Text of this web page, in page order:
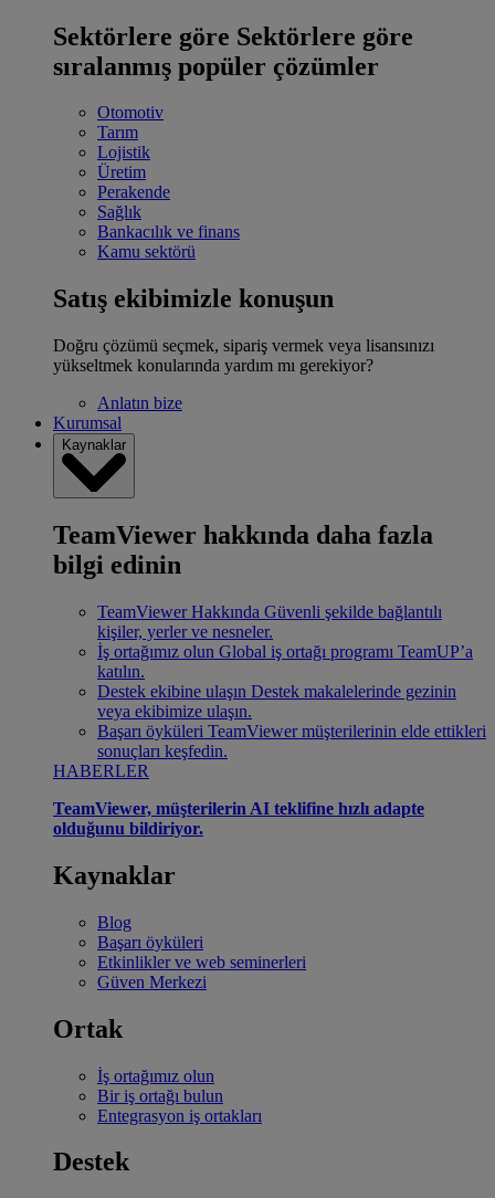
Sektörlere göre Sektörlere göre
sıralanmış popüler çözümler
Otomotiv
Tarım
Lojistik
Üretim
Perakende
Sağlık
Bankacılık ve finans
Kamu sektörü
Satış ekibimizle konuşun
Doğru çözümü seçmek, sipariş vermek veya lisansınızı
yükseltmek konularında yardım mı gerekiyor?
Anlatın bize
Kurumsal
Kaynaklar
TeamViewer hakkında daha fazla
bilgi edinin
TeamViewer Hakkında Güvenli şekilde bağlantılı
kişiler, yerler ve nesneler.
İş ortağımız olun Global iş ortağı programı TeamUP’a
katılın.
Destek ekibine ulaşın Destek makalelerinde gezinin
veya ekibimize ulaşın.
Başarı öyküleri TeamViewer müşterilerinin elde ettikleri
sonuçları keşfedin.
HABERLER
TeamViewer, müşterilerin AI teklifine hızlı adapte
olduğunu bildiriyor.
Kaynaklar
Blog
Başarı öyküleri
Etkinlikler ve web seminerleri
Güven Merkezi
Ortak
İş ortağımız olun
Bir iş ortağı bulun
Entegrasyon iş ortakları
Destek